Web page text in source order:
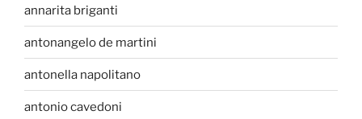
annarita briganti
antonangelo de martini
antonella napolitano
antonio cavedoni